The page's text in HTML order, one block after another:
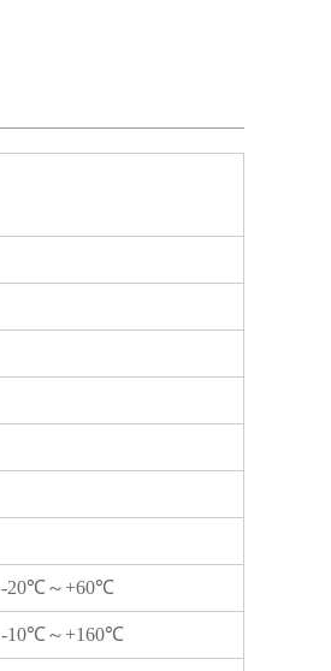
-20℃～+60℃
-10℃～+160℃